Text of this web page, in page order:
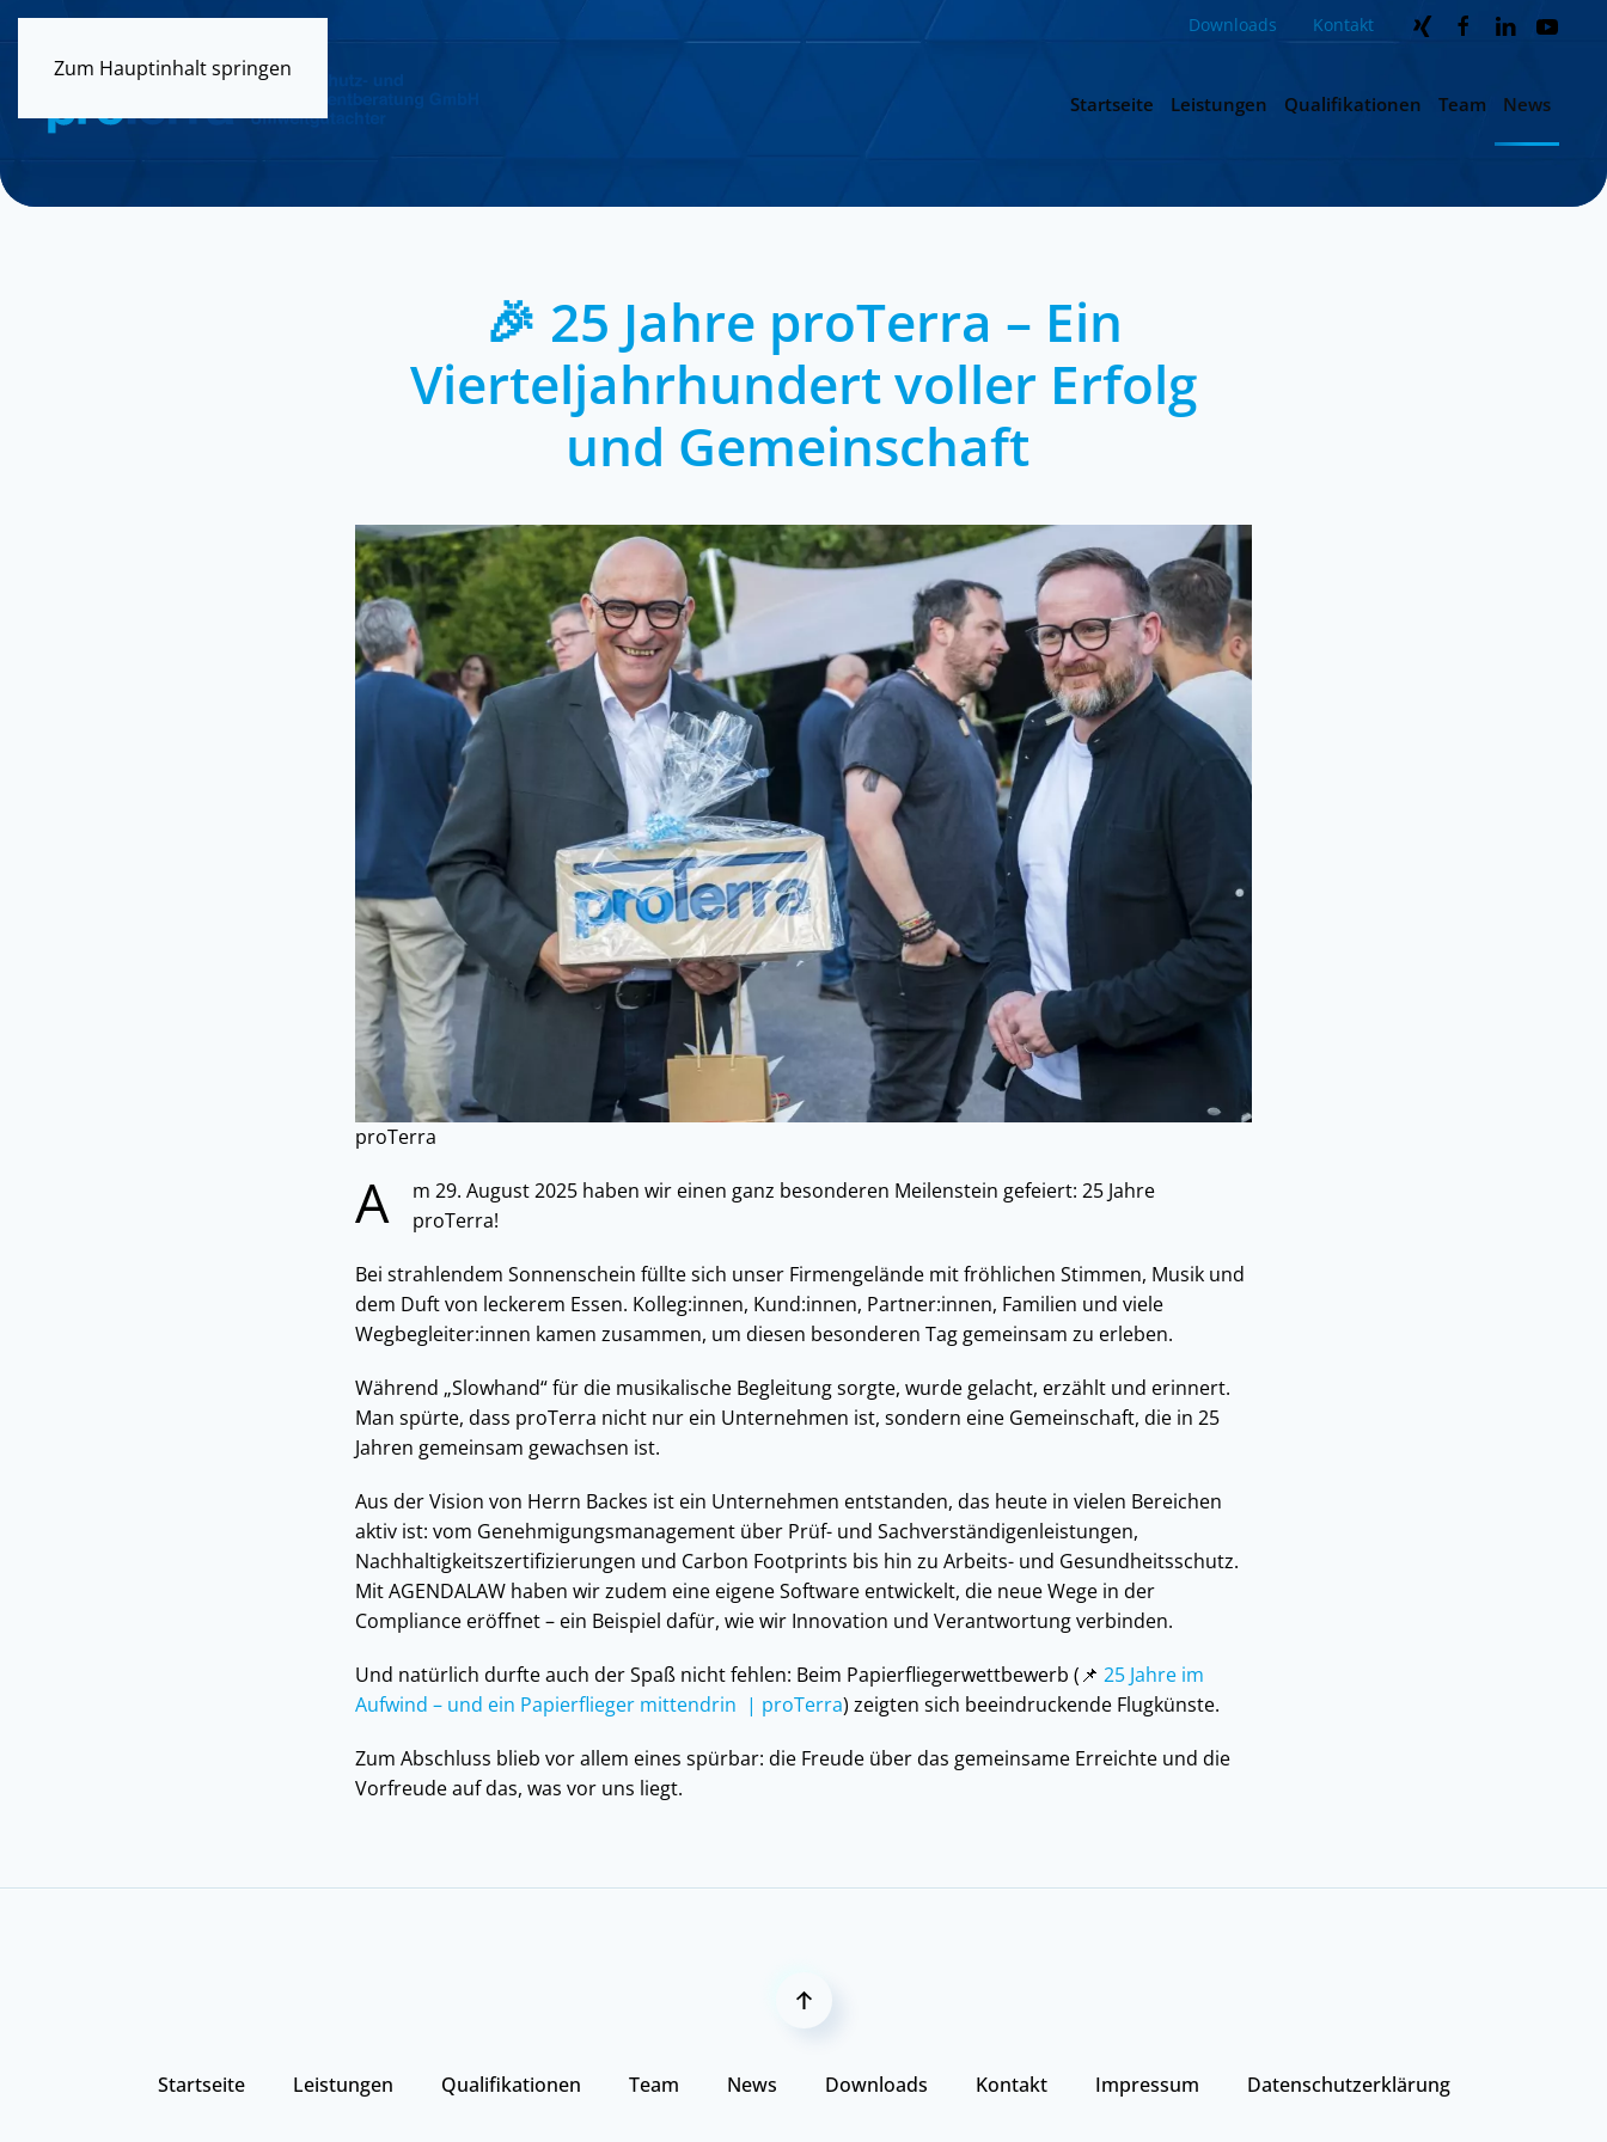
Zum Hauptinhalt springen
Downloads Kontakt
Startseite Leistungen Qualifikationen Team News
🎉 25 Jahre proTerra – Ein
Vierteljahrhundert voller Erfolg
und Gemeinschaft
proTerra
A
m 29. August 2025 haben wir einen ganz besonderen Meilenstein gefeiert: 25 Jahre
proTerra!
Bei strahlendem Sonnenschein füllte sich unser Firmengelände mit fröhlichen Stimmen, Musik und
dem Duft von leckerem Essen. Kolleg:innen, Kund:innen, Partner:innen, Familien und viele
Wegbegleiter:innen kamen zusammen, um diesen besonderen Tag gemeinsam zu erleben.
Während „Slowhand“ für die musikalische Begleitung sorgte, wurde gelacht, erzählt und erinnert.
Man spürte, dass proTerra nicht nur ein Unternehmen ist, sondern eine Gemeinschaft, die in 25
Jahren gemeinsam gewachsen ist.
Aus der Vision von Herrn Backes ist ein Unternehmen entstanden, das heute in vielen Bereichen
aktiv ist: vom Genehmigungsmanagement über Prüf- und Sachverständigenleistungen,
Nachhaltigkeitszertifizierungen und Carbon Footprints bis hin zu Arbeits- und Gesundheitsschutz.
Mit AGENDALAW haben wir zudem eine eigene Software entwickelt, die neue Wege in der
Compliance eröffnet – ein Beispiel dafür, wie wir Innovation und Verantwortung verbinden.
Und natürlich durfte auch der Spaß nicht fehlen: Beim Papierfliegerwettbewerb (📌 25 Jahre im
Aufwind – und ein Papierflieger mittendrin | proTerra) zeigten sich beeindruckende Flugkünste.
Zum Abschluss blieb vor allem eines spürbar: die Freude über das gemeinsame Erreichte und die
Vorfreude auf das, was vor uns liegt.
Startseite Leistungen Qualifikationen Team News Downloads Kontakt Impressum Datenschutzerklärung